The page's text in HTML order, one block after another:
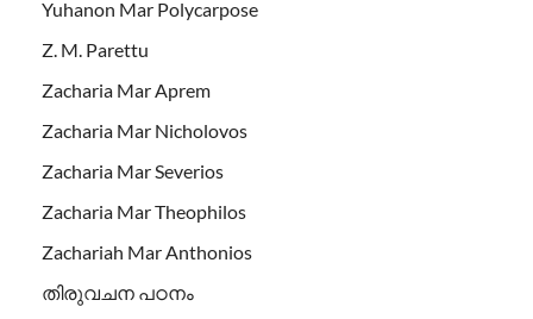
Yuhanon Mar Polycarpose
Z. M. Parettu
Zacharia Mar Aprem
Zacharia Mar Nicholovos
Zacharia Mar Severios
Zacharia Mar Theophilos
Zachariah Mar Anthonios
തിരുവചന പഠനം